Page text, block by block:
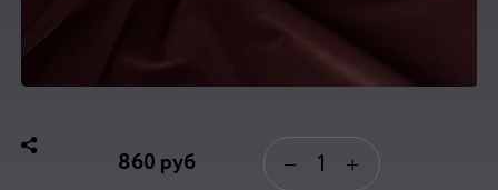
860 руб − +